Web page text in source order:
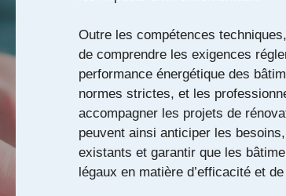
Outre les compétences
de comprendre les exigences
performance énergétique des
normes strictes, et les
accompagner les projets de
peuvent ainsi anticiper les
existants et garantir que les
légaux en matière d’efficacité et